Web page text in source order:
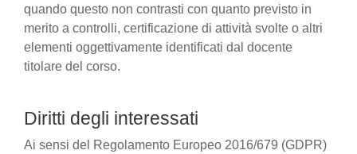
quando questo non contrasti con quanto previsto in
merito a controlli, certificazione di attività svolte o altri
elementi oggettivamente identificati dal docente
titolare del corso.
Diritti degli interessati
Ai sensi del Regolamento Europeo 2016/679 (GDPR)